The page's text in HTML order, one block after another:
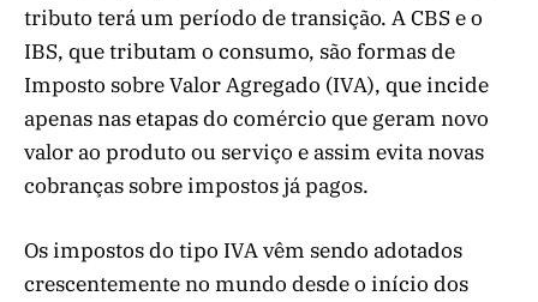
tributo terá um período de transição. A CBS e o
IBS, que tributam o consumo, são formas de
Imposto sobre Valor Agregado (IVA), que incide
apenas nas etapas do comércio que geram novo
valor ao produto ou serviço e assim evita novas
cobranças sobre impostos já pagos.
Os impostos do tipo IVA vêm sendo adotados
crescentemente no mundo desde o início dos